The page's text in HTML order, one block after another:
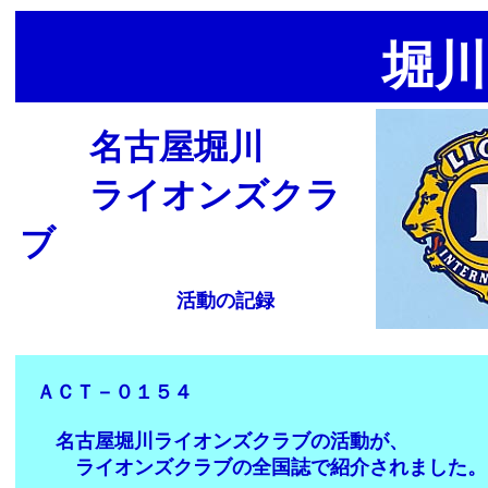
堀
名古屋堀川
ライオンズクラ
ブ
活動の記録
ＡＣＴ－０１５４
名古屋堀川ライオンズクラブの活動が、
ライオンズクラブの全国誌で紹介されました。